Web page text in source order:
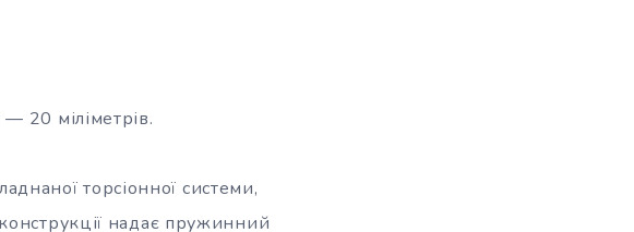
20 міліметрів.
торсіонної системи,
надає пружинний